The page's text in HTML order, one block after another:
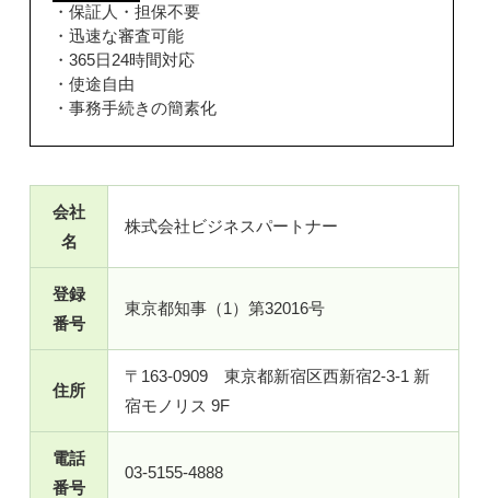
・保証人・担保不要
・迅速な審査可能
・365日24時間対応
・使途自由
・事務手続きの簡素化
会社
名
株式会社ビジネスパートナー
登録
番号
東京都知事（1）第32016号
住所
〒163-0909 東京都新宿区西新宿2-3-1 新
宿モノリス 9F
電話
番号
03-5155-4888